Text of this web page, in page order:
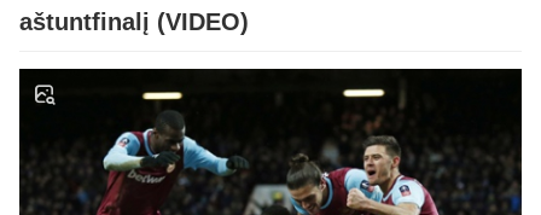
aštuntfinalį (VIDEO)